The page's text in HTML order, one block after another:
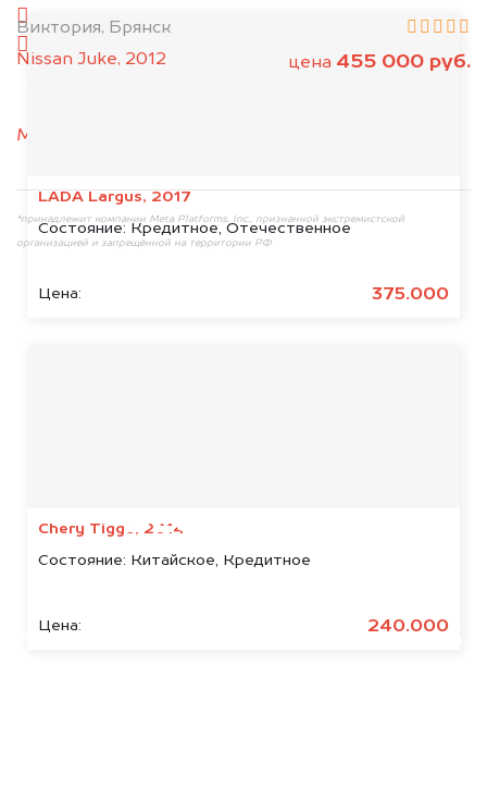
LADA Largus, 2017
Состояние: Кредитное, Отечественное
Цена: 375.000
Chery Tiggo, 2014
Состояние: Китайское, Кредитное
Цена: 240.000
Виктория, Брянск
Nissan Juke, 2012
цена 455 000 руб.
MAX
*принадлежит компании Meta Platforms, Inc., признанной экстремистской
организацией и запрещённой на территории РФ
БЕСПЛАТНО
Узнайте стоимость арестованных
Мы купим ваше авто на 20.000 руб.